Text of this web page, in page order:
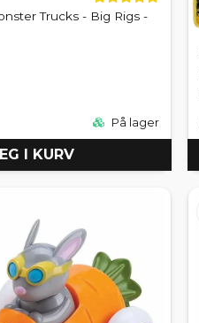
Trucks - Big Rigs -
På lager
I KURV